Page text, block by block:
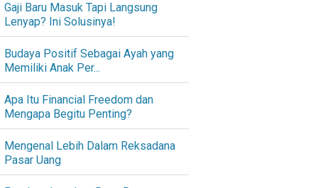
Gaji Baru Masuk Tapi Langsung
Lenyap? Ini Solusinya!
Budaya Positif Sebagai Ayah yang
Memiliki Anak Per...
Apa Itu Financial Freedom dan
Mengapa Begitu Penting?
Mengenal Lebih Dalam Reksadana
Pasar Uang